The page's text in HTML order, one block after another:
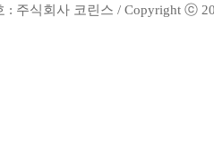
: 주식회사 코린스 / Copyright ⓒ